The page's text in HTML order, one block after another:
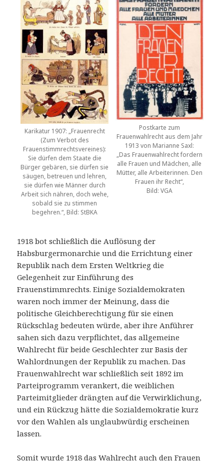
Karikatur 1907: „Frauenrecht
(Zum Verbot des
Frauenstimmrechtsvereines):
Sie dürfen dem Staate die
Bürger gebären, sie dürfen sie
säugen, betreuen und lehren,
sie dürfen wie Männer durch
Arbeit sich nähren, doch wehe,
sobald sie zu stimmen
begehren.“, Bild: StBKA
Postkarte zum
Frauenwahlrecht aus dem Jahr
1913 von Marianne Saxl:
„Das Frauenwahlrecht fordern
alle Frauen und Mädchen, alle
Mütter, alle Arbeiterinnen. Den
Frauen ihr Recht“,
Bild: VGA
1918 bot schließlich die Auflösung der
Habsburgermonarchie und die Errichtung einer
Republik nach dem Ersten Weltkrieg die
Gelegenheit zur Einführung des
Frauenstimmrechts. Einige Sozialdemokraten
waren noch immer der Meinung, dass die
politische Gleichberechtigung für sie einen
Rückschlag bedeuten würde, aber ihre Anführer
sahen sich dazu verpflichtet, das allgemeine
Wahlrecht für beide Geschlechter zur Basis der
Wahlordnungen der Republik zu machen. Das
Frauenwahlrecht war schließlich seit 1892 im
Parteiprogramm verankert, die weiblichen
Parteimitglieder drängten auf die Verwirklichung,
und ein Rückzug hätte die Sozialdemokratie kurz
vor den Wahlen als unglaubwürdig erscheinen
lassen.
Somit wurde 1918 das Wahlrecht auch den Frauen